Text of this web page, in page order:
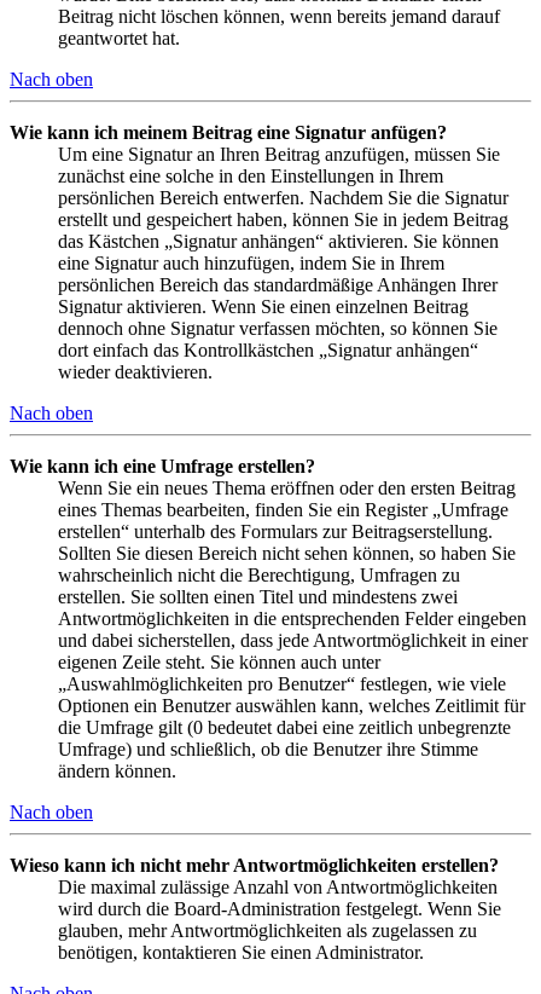
Beitrag nicht löschen können, wenn bereits jemand darauf
geantwortet hat.
Nach oben
Wie kann ich meinem Beitrag eine Signatur anfügen?
Um eine Signatur an Ihren Beitrag anzufügen, müssen Sie
zunächst eine solche in den Einstellungen in Ihrem
persönlichen Bereich entwerfen. Nachdem Sie die Signatur
erstellt und gespeichert haben, können Sie in jedem Beitrag
das Kästchen „Signatur anhängen“ aktivieren. Sie können
eine Signatur auch hinzufügen, indem Sie in Ihrem
persönlichen Bereich das standardmäßige Anhängen Ihrer
Signatur aktivieren. Wenn Sie einen einzelnen Beitrag
dennoch ohne Signatur verfassen möchten, so können Sie
dort einfach das Kontrollkästchen „Signatur anhängen“
wieder deaktivieren.
Nach oben
Wie kann ich eine Umfrage erstellen?
Wenn Sie ein neues Thema eröffnen oder den ersten Beitrag
eines Themas bearbeiten, finden Sie ein Register „Umfrage
erstellen“ unterhalb des Formulars zur Beitragserstellung.
Sollten Sie diesen Bereich nicht sehen können, so haben Sie
wahrscheinlich nicht die Berechtigung, Umfragen zu
erstellen. Sie sollten einen Titel und mindestens zwei
Antwortmöglichkeiten in die entsprechenden Felder eingeben
und dabei sicherstellen, dass jede Antwortmöglichkeit in einer
eigenen Zeile steht. Sie können auch unter
„Auswahlmöglichkeiten pro Benutzer“ festlegen, wie viele
Optionen ein Benutzer auswählen kann, welches Zeitlimit für
die Umfrage gilt (0 bedeutet dabei eine zeitlich unbegrenzte
Umfrage) und schließlich, ob die Benutzer ihre Stimme
ändern können.
Nach oben
Wieso kann ich nicht mehr Antwortmöglichkeiten erstellen?
Die maximal zulässige Anzahl von Antwortmöglichkeiten
wird durch die Board-Administration festgelegt. Wenn Sie
glauben, mehr Antwortmöglichkeiten als zugelassen zu
benötigen, kontaktieren Sie einen Administrator.